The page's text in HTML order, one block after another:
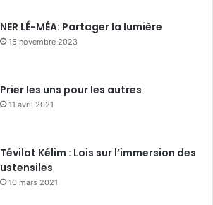
NER LÉ-MÉA: Partager la lumière
15 novembre 2023
Prier les uns pour les autres
11 avril 2021
Tévilat Kélim : Lois sur l’immersion des
ustensiles
10 mars 2021